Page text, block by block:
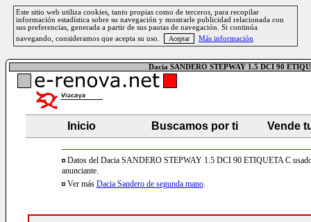
Este sitio web utiliza cookies, tanto propias como de terceros, para recopilar
información estadística sobre su navegación y mostrarle publicidad relacionada con
sus preferencias, generada a partir de sus pautas de navegación. Si continúa
navegando, consideramos que acepta su uso.
Más información
Dacia SANDERO STEPWAY 1.5 DCI 90
Inicio Buscamos por ti Vende
Datos del Dacia SANDERO STEPWAY 1.5 DCI 90 ETIQUETA C
anunciante.
Ver más Dacia Sandero de segunda mano.